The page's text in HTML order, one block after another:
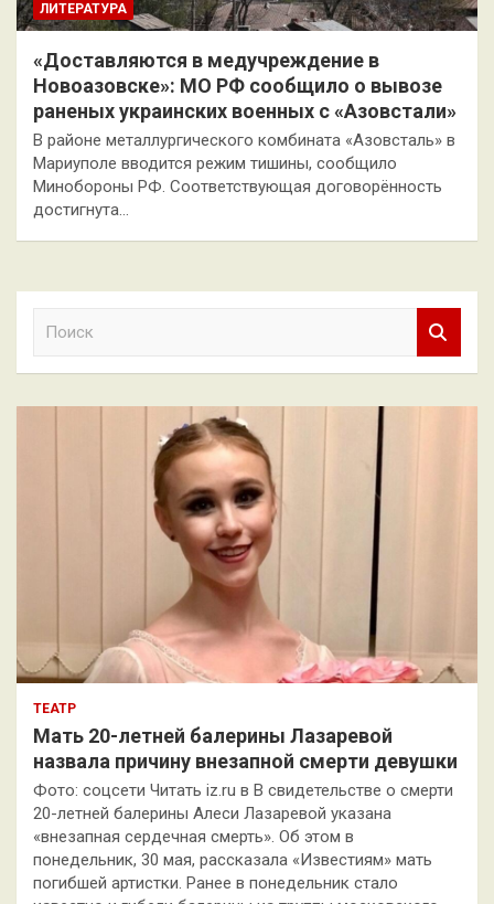
ЛИТЕРАТУРА
«Доставляются в медучреждение в
Новоазовске»: МО РФ сообщило о вывозе
раненых украинских военных с «Азовстали»
В районе металлургического комбината «Азовсталь» в
Мариуполе вводится режим тишины, сообщило
Минобороны РФ. Соответствующая договорённость
достигнута…
к
ТЕАТР
Мать 20-летней балерины Лазаревой
назвала причину внезапной смерти девушки
Фото: соцсети Читать iz.ru в В свидетельстве о смерти
20-летней балерины Алеси Лазаревой указана
«внезапная сердечная смерть». Об этом в
понедельник, 30 мая, рассказала «Известиям» мать
погибшей артистки. Ранее в понедельник стало